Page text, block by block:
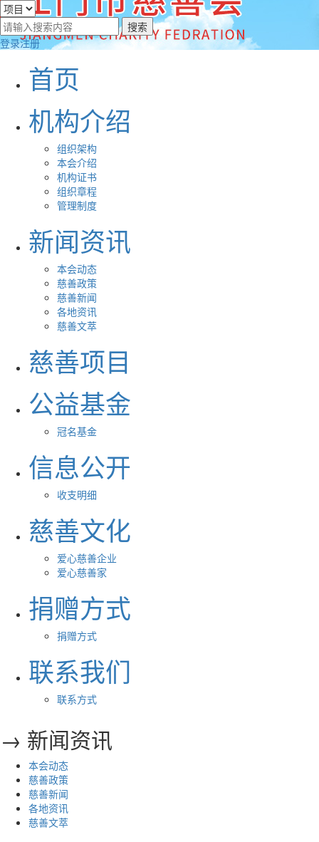
登录注册
首页
机构介绍
组织架构
本会介绍
机构证书
组织章程
管理制度
新闻资讯
本会动态
慈善政策
慈善新闻
各地资讯
慈善文萃
慈善项目
公益基金
冠名基金
信息公开
收支明细
慈善文化
爱心慈善企业
爱心慈善家
捐赠方式
捐赠方式
联系我们
联系方式
→ 新闻资讯
本会动态
慈善政策
慈善新闻
各地资讯
慈善文萃